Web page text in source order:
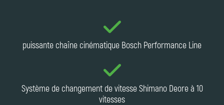
puissante chaîne cinématique Bosch Performance Line
Système de changement de vitesse Shimano Deore à 10
vitesses